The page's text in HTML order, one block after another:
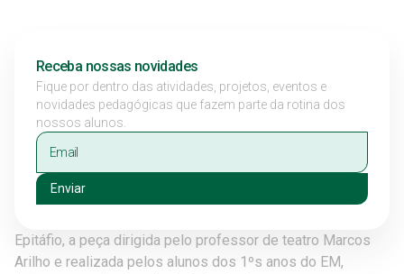
Receba nossas novidades
Fique por dentro das atividades, projetos, eventos e
novidades pedagógicas que fazem parte da rotina dos
nossos alunos.
Enviar
Epitáfio, a peça dirigida pelo professor de teatro Marcos
Arilho e realizada pelos alunos dos 1ºs anos do EM,